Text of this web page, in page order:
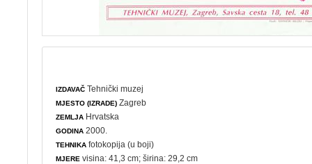
IZDAVAČ Tehnički muzej
MJESTO (IZRADE) Zagreb
ZEMLJA Hrvatska
GODINA 2000.
TEHNIKA fotokopija (u boji)
MJERE visina: 41,3 cm; širina: 29,2 cm